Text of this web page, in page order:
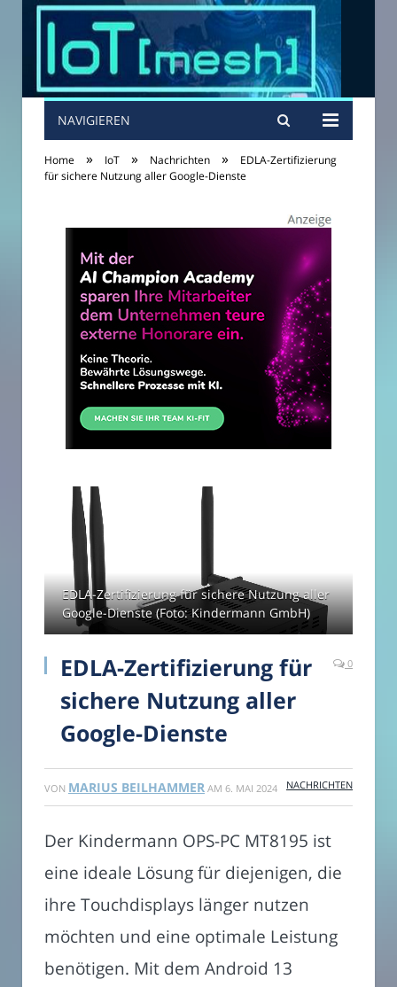
NAVIGIEREN
Home » IoT » Nachrichten »
EDLA-Zertifizierung
für sichere Nutzung aller Google-Dienste
EDLA-Zertifizierung für sichere Nutzung aller
Google-Dienste (Foto: Kindermann GmbH)
EDLA-Zertifizierung für
sichere Nutzung aller
Google-Dienste
0
VON MARIUS BEILHAMMER AM 6. MAI 2024 NACHRICHTEN
Der Kindermann OPS-PC MT8195 ist
eine ideale Lösung für diejenigen, die
ihre Touchdisplays länger nutzen
möchten und eine optimale Leistung
benötigen. Mit dem Android 13